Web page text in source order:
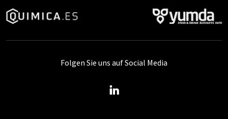
Folgen Sie uns auf Social Media